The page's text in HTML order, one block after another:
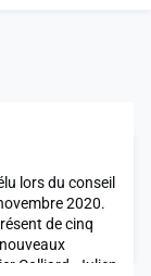
lors du conseil
2020.
de cinq
Colliard. Julien